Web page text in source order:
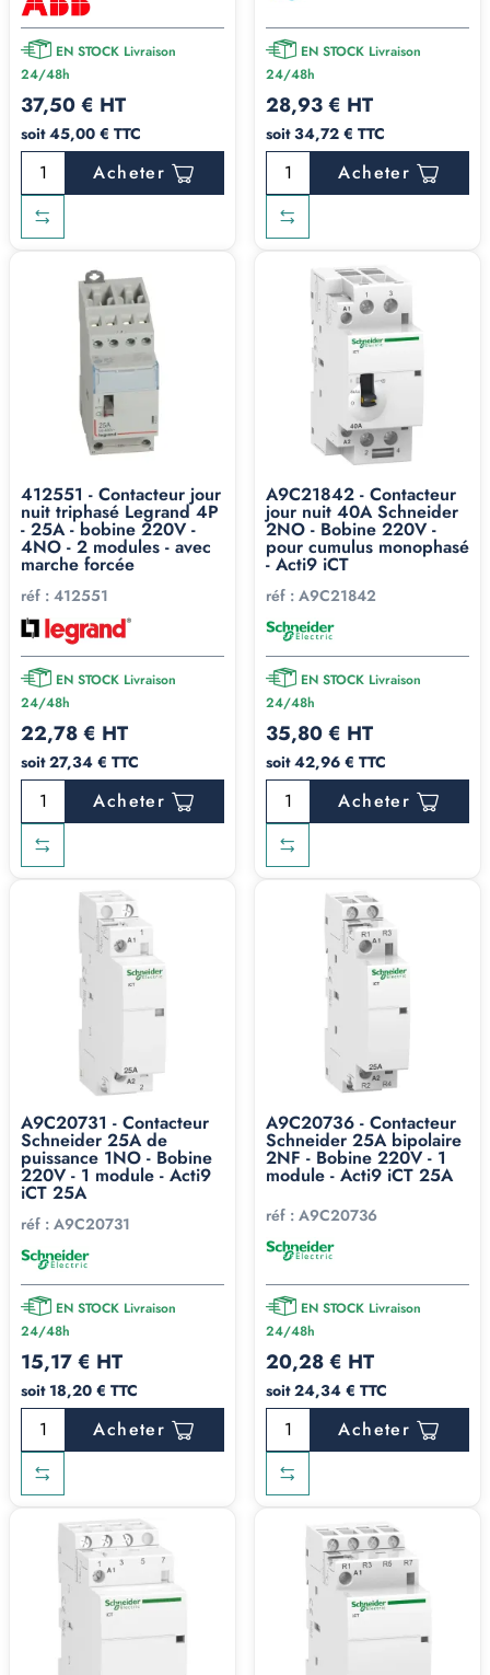
EN STOCK Livraison
24/48h
37,50 € HT
soit 45,00 € TTC
Acheter
EN STOCK Livraison
24/48h
28,93 € HT
soit 34,72 € TTC
Acheter
412551 - Contacteur jour
nuit triphasé Legrand 4P
- 25A - bobine 220V -
4NO - 2 modules - avec
marche forcée
réf : 412551
EN STOCK Livraison
24/48h
22,78 € HT
soit 27,34 € TTC
Acheter
A9C21842 - Contacteur
jour nuit 40A Schneider
2NO - Bobine 220V -
pour cumulus monophasé
- Acti9 iCT
réf : A9C21842
EN STOCK Livraison
24/48h
35,80 € HT
soit 42,96 € TTC
Acheter
A9C20731 - Contacteur
Schneider 25A de
puissance 1NO - Bobine
220V - 1 module - Acti9
iCT 25A
réf : A9C20731
EN STOCK Livraison
24/48h
15,17 € HT
soit 18,20 € TTC
Acheter
A9C20736 - Contacteur
Schneider 25A bipolaire
2NF - Bobine 220V - 1
module - Acti9 iCT 25A
réf : A9C20736
EN STOCK Livraison
24/48h
20,28 € HT
soit 24,34 € TTC
Acheter